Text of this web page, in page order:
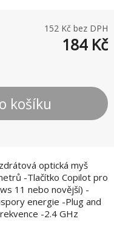
optická myš
-Tlačítko Copilot pro
11 nebo novější) -
energie -Plug and
-2.4 GHz
152 Kč bez DPH
184Kč
košíku